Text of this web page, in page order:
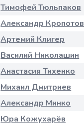
Тимофей Тюльпаков
Александр Кропотов
Артемий Клигер
Василий Николашин
Анастасия Тихенко
Михаил Дмитриев
Александр Минко
Юра Кожухарёв